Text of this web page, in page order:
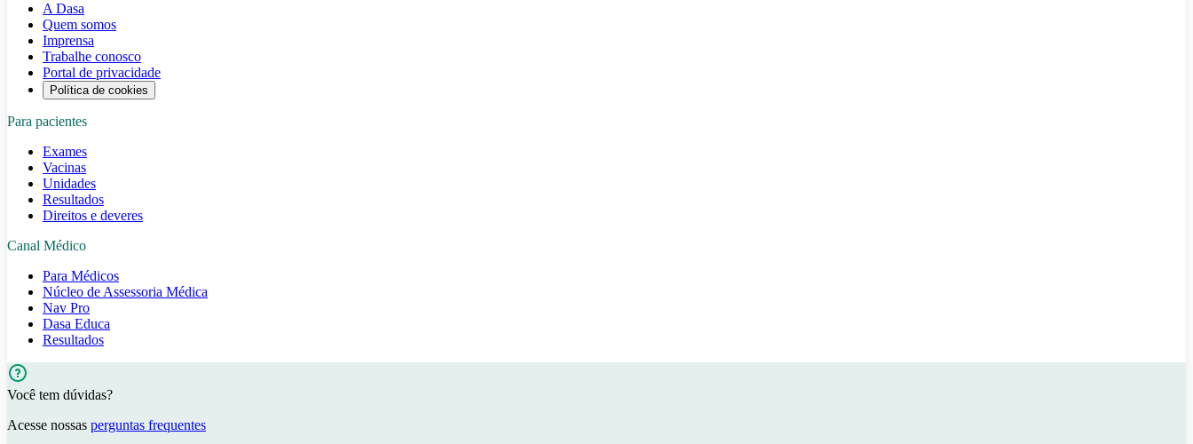
A Dasa
Quem somos
Imprensa
Trabalhe conosco
Portal de privacidade
Política de cookies
Para pacientes
Exames
Vacinas
Unidades
Resultados
Direitos e deveres
Canal Médico
Para Médicos
Núcleo de Assessoria Médica
Nav Pro
Dasa Educa
Resultados
Você tem dúvidas?
Acesse nossas perguntas frequentes